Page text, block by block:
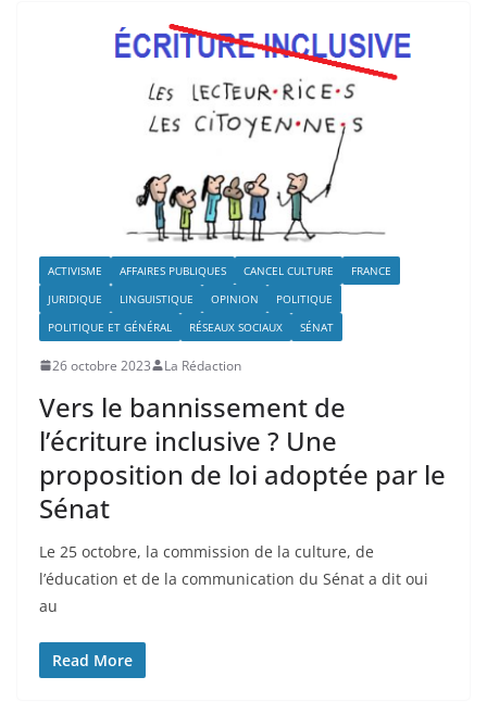
ACTIVISME AFFAIRES PUBLIQUES CANCEL CULTURE
FRANCE
JURIDIQUE
LINGUISTIQUE OPINION
POLITIQUE
POLITIQUE ET GÉNÉRAL
RÉSEAUX SOCIAUX SÉNAT
26 octobre 2023 La Rédaction
Vers le bannissement de
l’écriture inclusive ? Une
proposition de loi adoptée par le
Sénat
Le 25 octobre, la commission de la culture, de
l’éducation et de la communication du Sénat a dit oui
au
Read More